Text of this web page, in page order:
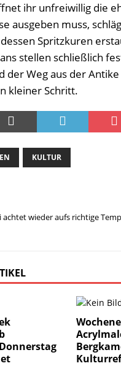
ihr unfreiwillig die
ausgeben muss,
Spritzkuren
stellen schließlich
der Weg aus der
kleiner Schritt.
KULTUR
achtet wieder aufs richtige